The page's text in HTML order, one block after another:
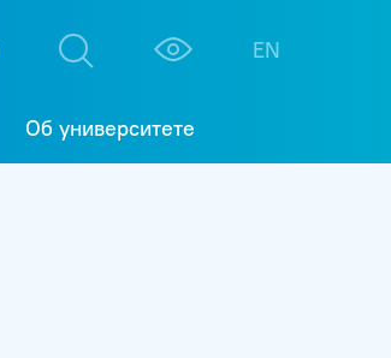
EN
Об университете